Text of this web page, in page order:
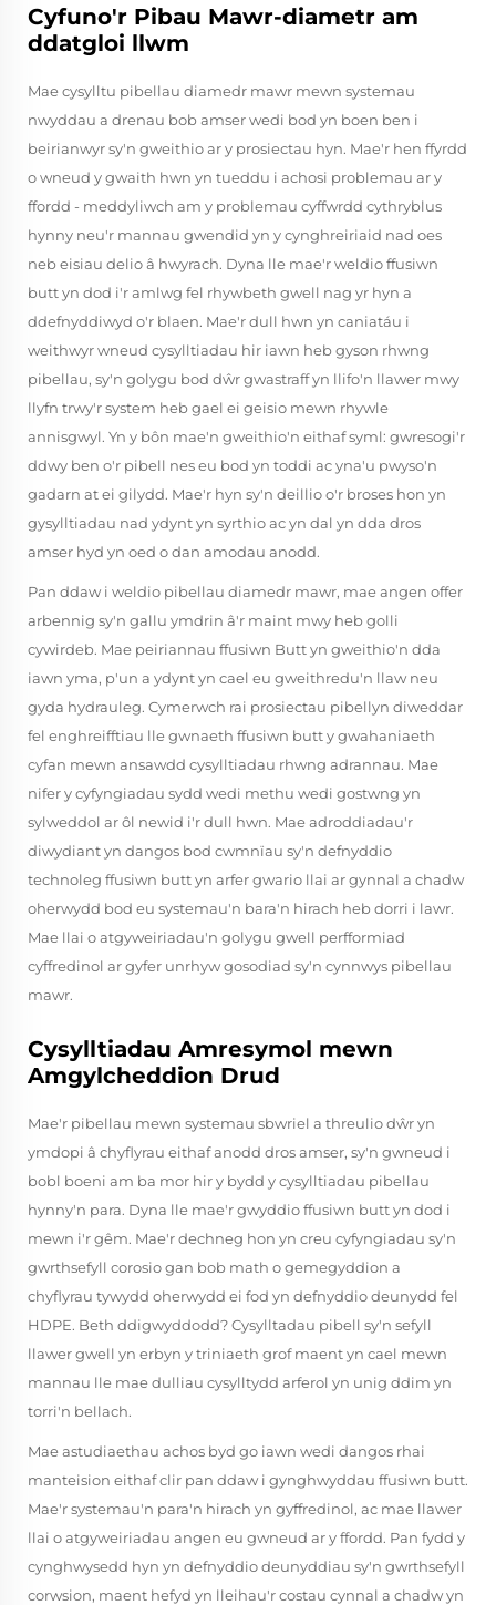
Cyfuno'r Pibau Mawr-diametr am
ddatgloi llwm
Mae cysylltu pibellau diamedr mawr mewn systemau
nwyddau a drenau bob amser wedi bod yn boen ben i
beirianwyr sy'n gweithio ar y prosiectau hyn. Mae'r hen ffyrdd
o wneud y gwaith hwn yn tueddu i achosi problemau ar y
ffordd - meddyliwch am y problemau cyffwrdd cythryblus
hynny neu'r mannau gwendid yn y cynghreiriaid nad oes
neb eisiau delio â hwyrach. Dyna lle mae'r weldio ffusiwn
butt yn dod i'r amlwg fel rhywbeth gwell nag yr hyn a
ddefnyddiwyd o'r blaen. Mae'r dull hwn yn caniatáu i
weithwyr wneud cysylltiadau hir iawn heb gyson rhwng
pibellau, sy'n golygu bod dŵr gwastraff yn llifo'n llawer mwy
llyfn trwy'r system heb gael ei geisio mewn rhywle
annisgwyl. Yn y bôn mae'n gweithio'n eithaf syml: gwresogi'r
ddwy ben o'r pibell nes eu bod yn toddi ac yna'u pwyso'n
gadarn at ei gilydd. Mae'r hyn sy'n deillio o'r broses hon yn
gysylltiadau nad ydynt yn syrthio ac yn dal yn dda dros
amser hyd yn oed o dan amodau anodd.
Pan ddaw i weldio pibellau diamedr mawr, mae angen offer
arbennig sy'n gallu ymdrin â'r maint mwy heb golli
cywirdeb. Mae peiriannau ffusiwn Butt yn gweithio'n dda
iawn yma, p'un a ydynt yn cael eu gweithredu'n llaw neu
gyda hydrauleg. Cymerwch rai prosiectau pibellyn diweddar
fel enghreifftiau lle gwnaeth ffusiwn butt y gwahaniaeth
cyfan mewn ansawdd cysylltiadau rhwng adrannau. Mae
nifer y cyfyngiadau sydd wedi methu wedi gostwng yn
sylweddol ar ôl newid i'r dull hwn. Mae adroddiadau'r
diwydiant yn dangos bod cwmnïau sy'n defnyddio
technoleg ffusiwn butt yn arfer gwario llai ar gynnal a chadw
oherwydd bod eu systemau'n bara'n hirach heb dorri i lawr.
Mae llai o atgyweiriadau'n golygu gwell perfformiad
cyffredinol ar gyfer unrhyw gosodiad sy'n cynnwys pibellau
mawr.
Cysylltiadau Amresymol mewn
Amgylcheddion Drud
Mae'r pibellau mewn systemau sbwriel a threulio dŵr yn
ymdopi â chyflyrau eithaf anodd dros amser, sy'n gwneud i
bobl boeni am ba mor hir y bydd y cysylltiadau pibellau
hynny'n para. Dyna lle mae'r gwyddio ffusiwn butt yn dod i
mewn i'r gêm. Mae'r dechneg hon yn creu cyfyngiadau sy'n
gwrthsefyll corosio gan bob math o gemegyddion a
chyflyrau tywydd oherwydd ei fod yn defnyddio deunydd fel
HDPE. Beth ddigwyddodd? Cysylltadau pibell sy'n sefyll
llawer gwell yn erbyn y triniaeth grof maent yn cael mewn
mannau lle mae dulliau cysylltydd arferol yn unig ddim yn
torri'n bellach.
Mae astudiaethau achos byd go iawn wedi dangos rhai
manteision eithaf clir pan ddaw i gynghwyddau ffusiwn butt.
Mae'r systemau'n para'n hirach yn gyffredinol, ac mae llawer
llai o atgyweiriadau angen eu gwneud ar y ffordd. Pan fydd y
cynghwysedd hyn yn defnyddio deunyddiau sy'n gwrthsefyll
corwsion, maent hefyd yn lleihau'r costau cynnal a chadw yn